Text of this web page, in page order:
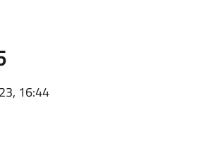
16:44